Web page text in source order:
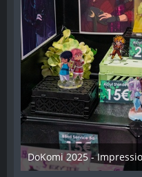
DoKomi 2025 -
16. Juli 2025